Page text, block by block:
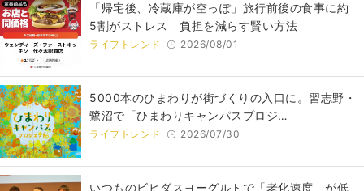
「帰宅後、冷蔵庫が空っぽ」旅行前後の食事に約
5割がストレス 負担を減らす賢い方法
ライフトレンド 2026/08/01
5000本のひまわりが街づくりの入口に。習志野・
鷺沼で「ひまわりキャンパスプロジ…
ライフトレンド 2026/07/30
いつものビヒダスヨーグルトで「老化速度」が低